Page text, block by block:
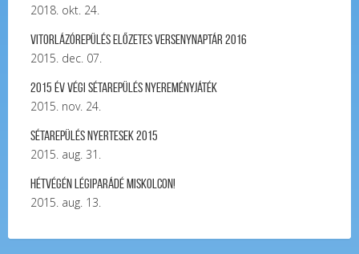
2018. okt. 24.
Vitorlázórepülés ELŐZETES VERSENYNAPTÁR 2016
2015. dec. 07.
2015 év végi sétarepülés nyereményjáték
2015. nov. 24.
Sétarepülés nyertesek 2015
2015. aug. 31.
Hétvégén légiparádé Miskolcon!
2015. aug. 13.